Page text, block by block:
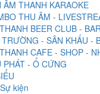
ÂM THANH KARAOKE
THU ÂM -
BEER CLUB -
- SÂN KHẤU -
CAFE - SHOP -
PHÁT - Ổ CỨNG
kiện